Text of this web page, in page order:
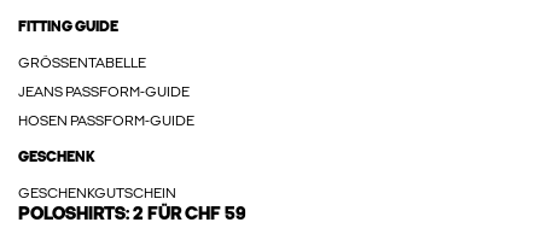
FITTING GUIDE
GRÖSSENTABELLE
JEANS PASSFORM-GUIDE
HOSEN PASSFORM-GUIDE
GESCHENK
GESCHENKGUTSCHEIN
POLOSHIRTS: 2 FÜR CHF 59